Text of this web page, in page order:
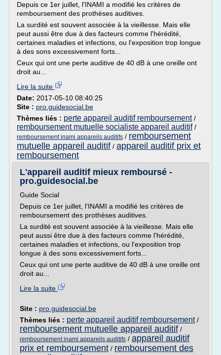
Depuis ce 1er juillet, l'INAMI a modifié les critères de
remboursement des prothèses auditives.
La surdité est souvent associée à la vieillesse. Mais elle
peut aussi être due à des facteurs comme l'hérédité,
certaines maladies et infections, ou l'exposition trop longue
à des sons excessivement forts...
Ceux qui ont une perte auditive de 40 dB à une oreille ont
droit au...
Lire la suite
Date: 2017-05-10 08:40:25
Site : pro.guidesocial.be
Thèmes liés : perte appareil auditif remboursement/
remboursement mutuelle socialiste appareil auditif/
remboursement inami appareils auditifs / remboursement
mutuelle appareil auditif / appareil auditif prix et
remboursement
L'appareil auditif mieux remboursé -
pro.guidesocial.be
Guide Social
Depuis ce 1er juillet, l'INAMI a modifié les critères de
remboursement des prothèses auditives.
La surdité est souvent associée à la vieillesse. Mais elle
peut aussi être due à des facteurs comme l'hérédité,
certaines maladies et infections, ou l'exposition trop
longue à des sons excessivement forts...
Ceux qui ont une perte auditive de 40 dB à une oreille ont
droit au...
Lire la suite
Site : pro.guidesocial.be
Thèmes liés : perte appareil auditif remboursement/
remboursement mutuelle appareil auditif /
remboursement inami appareils auditifs / appareil auditif
prix et remboursement / remboursement des